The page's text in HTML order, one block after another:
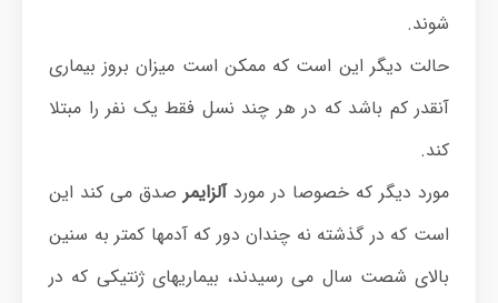
شوند.
حالت دیگر این است که ممکن است میزان بروز بیماری
آنقدر کم باشد که در هر چند نسل فقط یک نفر را مبتلا
کند.
مورد دیگر که خصوصا در موردآلزایمر صدق می کند این
است که در گذشته نه چندان دور که آدمها کمتر به سنین
بالای شصت سال می رسیدند، بیماریهای ژنتیکی که در